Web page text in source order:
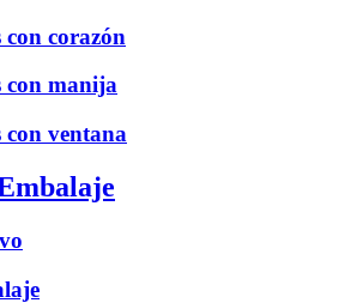
con corazón
con manija
con ventana